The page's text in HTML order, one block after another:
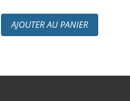
AJOUTER AU PANIER